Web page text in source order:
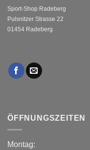
Sport-Shop Radeberg
Pulsnitzer Strasse 22
01454 Radeberg
ÖFFNUNGSZEITEN
Montag: